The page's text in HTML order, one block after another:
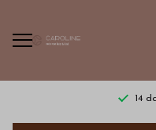
14